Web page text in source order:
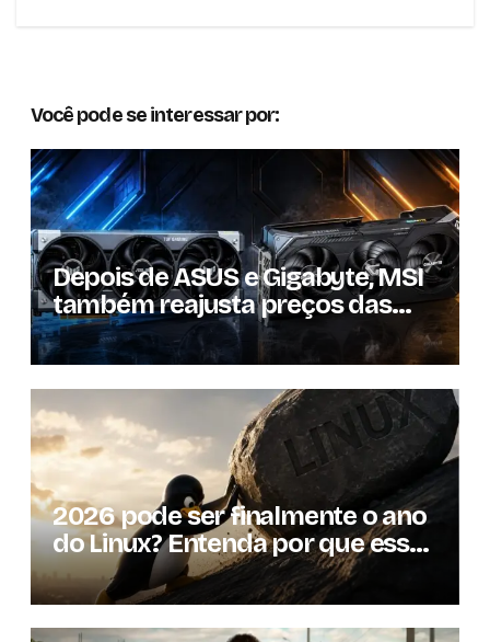
Você pode se interessar por:
Depois de ASUS e Gigabyte, MSI
também reajusta preços das
GPUs em mais de 20%
2026 pode ser finalmente o ano
do Linux? Entenda por que essa
previsão voltou à tona